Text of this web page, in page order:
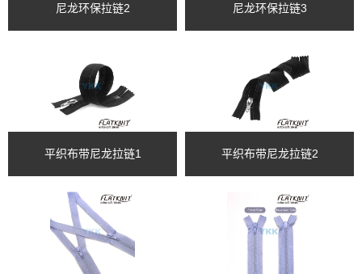
尼龙环保拉链2 尼龙环保拉链3
平织布带尼龙拉链1 平织布带尼龙拉链2